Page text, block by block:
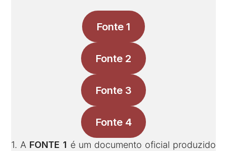
Fonte 1
Fonte 2
Fonte 3
Fonte 4
1. A FONTE 1 é um documento oficial produzido